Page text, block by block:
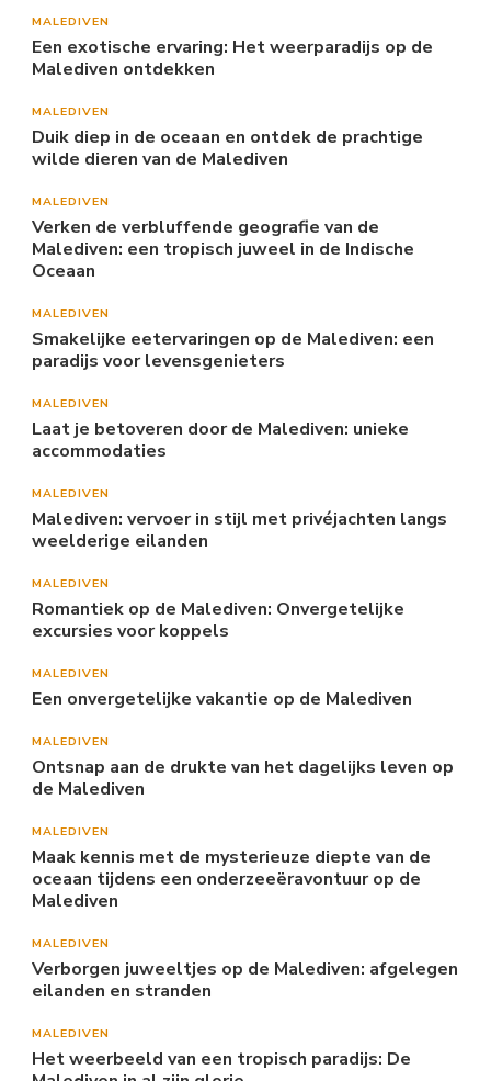
MALEDIVEN
Een exotische ervaring: Het weerparadijs op de
Malediven ontdekken
MALEDIVEN
Duik diep in de oceaan en ontdek de prachtige
wilde dieren van de Malediven
MALEDIVEN
Verken de verbluffende geografie van de
Malediven: een tropisch juweel in de Indische
Oceaan
MALEDIVEN
Smakelijke eetervaringen op de Malediven: een
paradijs voor levensgenieters
MALEDIVEN
Laat je betoveren door de Malediven: unieke
accommodaties
MALEDIVEN
Malediven: vervoer in stijl met privéjachten langs
weelderige eilanden
MALEDIVEN
Romantiek op de Malediven: Onvergetelijke
excursies voor koppels
MALEDIVEN
Een onvergetelijke vakantie op de Malediven
MALEDIVEN
Ontsnap aan de drukte van het dagelijks leven op
de Malediven
MALEDIVEN
Maak kennis met de mysterieuze diepte van de
oceaan tijdens een onderzeeëravontuur op de
Malediven
MALEDIVEN
Verborgen juweeltjes op de Malediven: afgelegen
eilanden en stranden
MALEDIVEN
Het weerbeeld van een tropisch paradijs: De